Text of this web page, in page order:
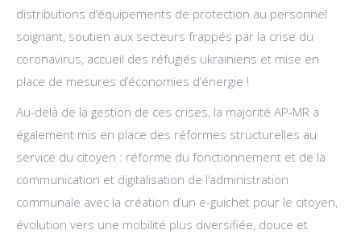
distributions d’équipements de protection au personnel
soignant, soutien aux secteurs frappés par la crise du
coronavirus, accueil des réfugiés ukrainiens et mise en
place de mesures d’économies d’énergie !
Au-delà de la gestion de ces crises, la majorité AP-MR a
également mis en place des réformes structurelles au
service du citoyen : réforme du fonctionnement et de la
communication et digitalisation de l’administration
communale avec la création d’un e-guichet pour le citoyen,
évolution vers une mobilité plus diversifiée, douce et